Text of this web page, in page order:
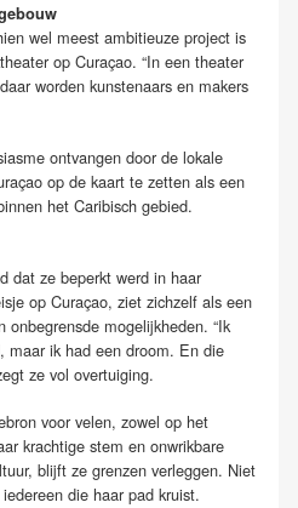
wel meest ambitieuze project is
op Curaçao. “In een theater
worden kunstenaars en makers
ontvangen door de lokale
op de kaart te zetten als een
het Caribisch gebied.
dat ze beperkt werd in haar
op Curaçao, ziet zichzelf als een
mogelijkheden. “Ik
maar ik had een droom. En die
ze vol overtuiging.
voor velen, zowel op het
krachtige stem en onwrikbare
blijft ze grenzen verleggen. Niet
die haar pad kruist.